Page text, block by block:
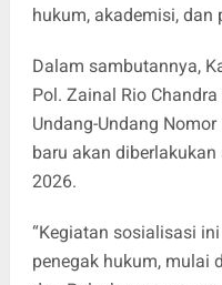
hukum, akademisi, dan
Dalam sambutannya,
Pol. Zainal Rio
Undang-Undang
baru akan
2026.
“Kegiatan sosialisasi
penegak hukum, mulai